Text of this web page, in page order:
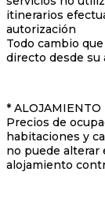
itinerarios
autorización
Todo cambio
directo desde su
*
Precios de
habitaciones y
no puede alterar
alojamiento